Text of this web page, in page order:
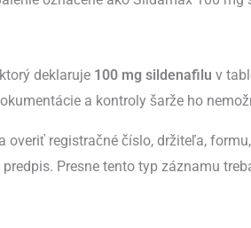
deklaruje 100 mg sildenafilu v
a kontroly šarže ho
registračné číslo, držiteľa,
Presne tento typ záznamu